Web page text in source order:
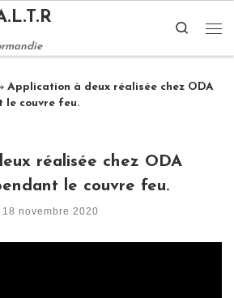
Search
Application à deux réalisée chez ODA
le couvre feu.
réalisée chez ODA
le couvre feu.
18 novembre 2020